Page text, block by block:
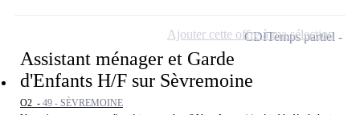
Assistant ménager et Garde
d'Enfants H/F sur Sèvremoine
O2 - 49 - SÈVREMOINE
CDITemps partiel
Ajouter cette offre à ma sélection